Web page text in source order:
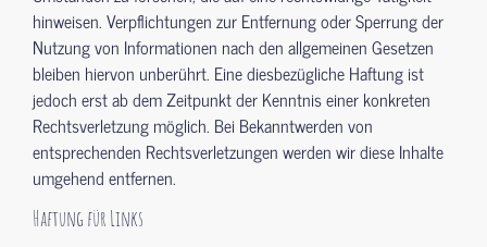
hinweisen. Verpflichtungen zur Entfernung oder Sperrung der
Nutzung von Informationen nach den allgemeinen Gesetzen
bleiben hiervon unberührt. Eine diesbezügliche Haftung ist
jedoch erst ab dem Zeitpunkt der Kenntnis einer konkreten
Rechtsverletzung möglich. Bei Bekanntwerden von
entsprechenden Rechtsverletzungen werden wir diese Inhalte
umgehend entfernen.
Haftung für Links